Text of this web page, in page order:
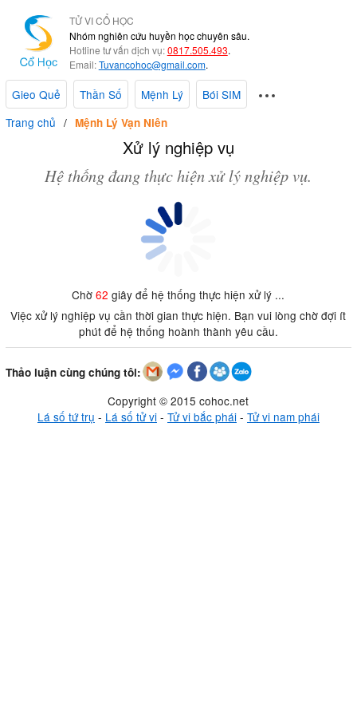
TỬ VI CỔ HỌC
Nhóm nghiên cứu huyền học chuyên sâu.
Hotline tư vấn dịch vụ:0817.505.493.
Email:Tuvancohoc@gmail.com.
Gieo Quẻ Thần Số Mệnh Lý
Bói SIM
Trang chủ
Mệnh Lý Vạn Niên
Xử lý nghiệp vụ
Hệ thống đang thực hiện xử lý nghiệp vụ.
Chờ62 giây để hệ thống thực hiện xử lý ...
Việc xử lý nghiệp vụ cần thời gian thực hiện. Bạn vui lòng chờ đợi ít
phút để hệ thống hoành thành yêu cầu.
Thảo luận cùng chúng tôi:
Copyright © 2015 cohoc.net
Lá số tứ trụ - Lá số tử vi- Tử vi bắc phái- Tử vi nam phái